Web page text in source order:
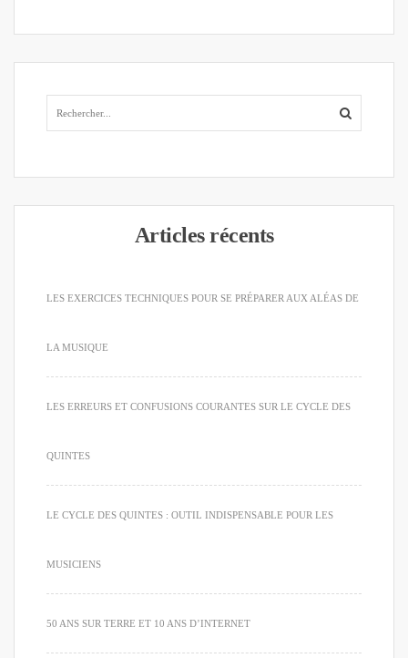
Articles récents
LES EXERCICES TECHNIQUES POUR SE PRÉPARER AUX ALÉAS DE
LA MUSIQUE
LES ERREURS ET CONFUSIONS COURANTES SUR LE CYCLE DES
QUINTES
LE CYCLE DES QUINTES : OUTIL INDISPENSABLE POUR LES
MUSICIENS
50 ANS SUR TERRE ET 10 ANS D’INTERNET